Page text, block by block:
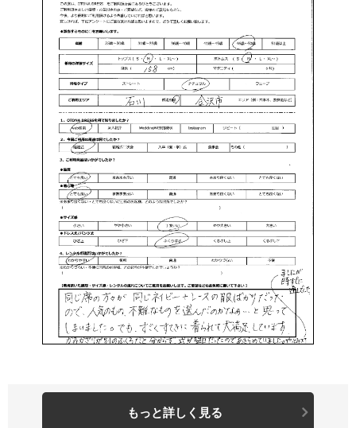
もっと詳しく見る